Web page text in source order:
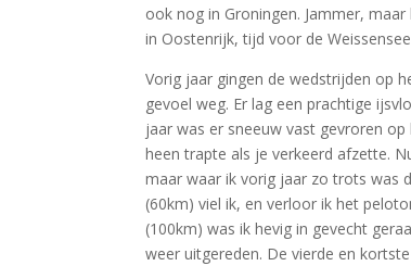
ook nog in Groningen. Jammer,
in Oostenrijk, tijd voor de
Vorig jaar gingen de wedstrijden op
gevoel weg. Er lag een prachtige
jaar was er sneeuw vast gevroren
heen trapte als je verkeerd afzette.
maar waar ik vorig jaar zo trots was
(60km) viel ik, en verloor ik het
(100km) was ik hevig in gevecht
weer uitgereden. De vierde en